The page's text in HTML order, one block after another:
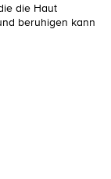
die Haut
beruhigen kann